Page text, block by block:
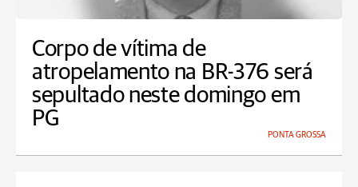
Corpo de vítima de
atropelamento na BR-376 será
sepultado neste domingo em
PG
PONTA GROSSA